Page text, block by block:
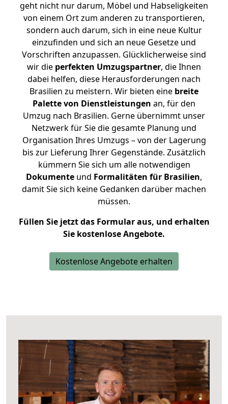
geht nicht nur darum, Möbel und Habseligkeiten
von einem Ort zum anderen zu transportieren,
sondern auch darum, sich in eine neue Kultur
einzufinden und sich an neue Gesetze und
Vorschriften anzupassen. Glücklicherweise sind
wir die perfekten Umzugspartner, die Ihnen
dabei helfen, diese Herausforderungen nach
Brasilien zu meistern. Wir bieten eine breite
Palette von Dienstleistungen an, für den
Umzug nach Brasilien. Gerne übernimmt unser
Netzwerk für Sie die gesamte Planung und
Organisation Ihres Umzugs – von der Lagerung
bis zur Lieferung Ihrer Gegenstände. Zusätzlich
kümmern Sie sich um alle notwendigen
Dokumente und Formalitäten für Brasilien,
damit Sie sich keine Gedanken darüber machen
müssen.
Füllen Sie jetzt das Formular aus, und erhalten
Sie kostenlose Angebote.
Kostenlose Angebote erhalten